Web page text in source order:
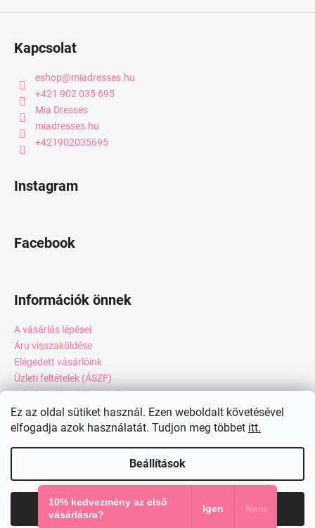
Ez az oldal sütiket használ. Ezen weboldalt követésével
elfogadja azok használatát. Tudjon meg többet itt.
Beállítások
Elfogadom
Kapcsolat
eshop@miadresses.hu
+421 902 035 695
Mia Dresses
miadresses.hu
+421902035695
Instagram
Facebook
Információk önnek
A vásárlás lépései
Áru visszaküldése
Elégedett vásárlóink
Üzleti feltételek (ÁSZF)
Adatkezelési tájékoztató
Webáruház értékelése
Kapcsolat
Shoptet készítette
Copyright 2026miadresses.hu . Minden jog fenntartva.
10% kedvezmény az első
vásárlásra?
Igen Nem